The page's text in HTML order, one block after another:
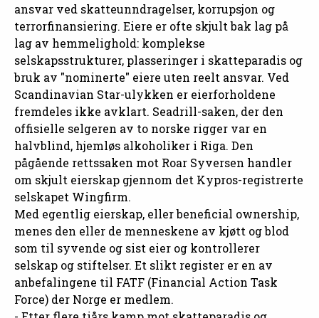
ansvar ved skatteunndragelser, korrupsjon og
terrorfinansiering. Eiere er ofte skjult bak lag på
lag av hemmelighold: komplekse
selskapsstrukturer, plasseringer i skatteparadis og
bruk av "nominerte" eiere uten reelt ansvar. Ved
Scandinavian Star-ulykken er eierforholdene
fremdeles ikke avklart. Seadrill-saken, der den
offisielle selgeren av to norske rigger var en
halvblind, hjemløs alkoholiker i Riga. Den
pågående rettssaken mot Roar Syversen handler
om skjult eierskap gjennom det Kypros-registrerte
selskapet Wingfirm.
Med egentlig eierskap, eller beneficial ownership,
menes den eller de menneskene av kjøtt og blod
som til syvende og sist eier og kontrollerer
selskap og stiftelser. Et slikt register er en av
anbefalingene til FATF (Financial Action Task
Force) der Norge er medlem.